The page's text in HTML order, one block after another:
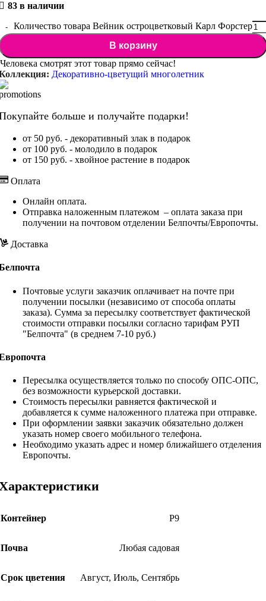
83 в наличии
Количество товара Вейник остроцветковый Карл Форстер
В корзину
Человека смотрят этот товар прямо сейчас!
Декоративно-цветущий многолетник
больше и получайте подарки!
от 50 руб. - декоративный злак в подарок
от 100 руб. - молодило в подарок
от 150 руб. - хвойное растение в подарок
Оплата
Онлайн оплата.
Отправка наложенным платежом – оплата заказа при
получении на почтовом отделении Белпочты/Европочты.
Доставка
Почтовые услуги заказчик оплачивает на почте при
получении посылки (независимо от способа оплаты
заказа). Сумма за пересылку соответствует фактической
стоимости отправки посылки согласно тарифам РУП
"Белпочта" (в среднем 7-10 руб.)
Пересылка осуществляется только по способу ОПС-ОПС,
без возможности курьерской доставки.
Стоимость пересылки равняется фактической и
добавляется к сумме наложенного платежа при отправке.
При оформлении заявки заказчик обязательно должен
указать номер своего мобильного телефона.
Необходимо указать адрес и номер ближайшего отделения
Европочты.
Контейнер Р9
Почва Любая садовая
Срок цветения Август, Июль, Сентябрь